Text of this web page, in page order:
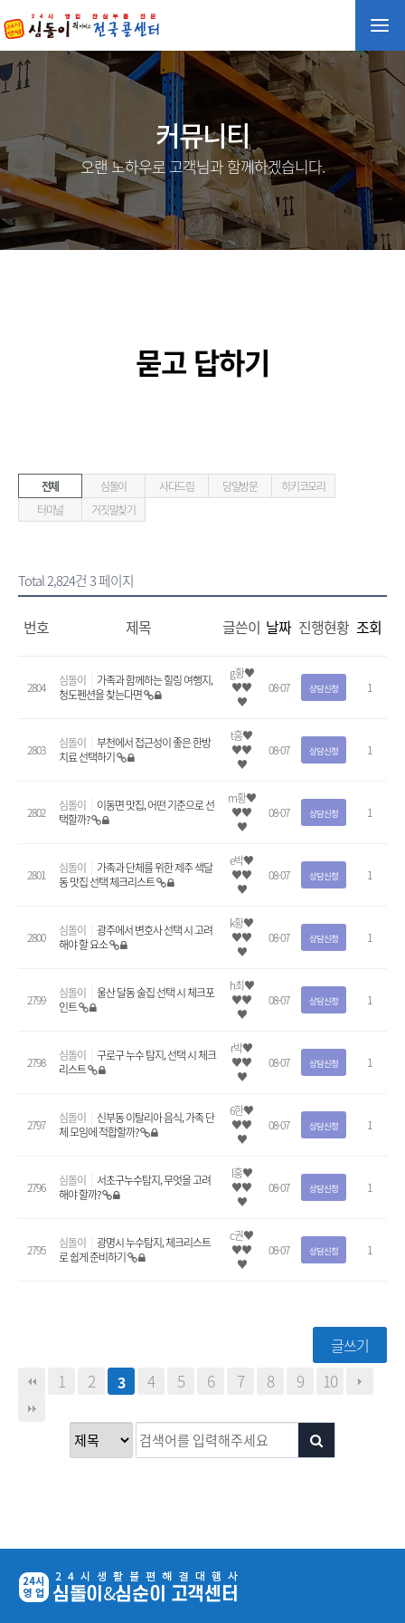
커뮤니티
오랜 노하우로 고객님과 함께하겠습니다.
묻고 답하기
전체 심돌이 사다드림 당일방문
히키코모리
터미널
거짓말찾기
Total 2,824건3 페이지
번호 제목 글쓴이 날짜 진행현황 조회
2804 심돌이
가족과 함께하는 힐링 여행지,
청도펜션을 찾는다면
g황♥
♥♥
♥
08-07 상담신청 1
2803 심돌이
부천에서 접근성이 좋은 한방
치료 선택하기
t홍♥
♥♥
♥
08-07 상담신청 1
2802 심돌이
이동면 맛집, 어떤 기준으로 선
택할까?
m황♥
♥♥
♥
08-07 상담신청 1
2801 심돌이
가족과 단체를 위한 제주 색달
동 맛집 선택 체크리스트
e박♥
♥♥
♥
08-07 상담신청 1
2800 심돌이
광주에서 변호사 선택 시 고려
해야 할 요소
k황♥
♥♥
♥
08-07 상담신청 1
2799 심돌이
울산 달동 술집 선택 시 체크포
인트
h최♥
♥♥
♥
08-07 상담신청 1
2798 심돌이
구로구 누수 탐지, 선택 시 체크
리스트
r박♥
♥♥
♥
08-07 상담신청 1
2797 심돌이
신부동 이탈리아 음식, 가족 단
체 모임에 적합할까?
6한♥
♥♥
♥
08-07 상담신청 1
2796 심돌이
서초구누수탐지, 무엇을 고려
해야 할까?
l홍♥
♥♥
♥
08-07 상담신청 1
2795 심돌이
광명시 누수탐지, 체크리스트
로 쉽게 준비하기
c권♥
♥♥
♥
08-07 상담신청 1
글쓰기
1 2 3 4 5 6 7 8 9 10